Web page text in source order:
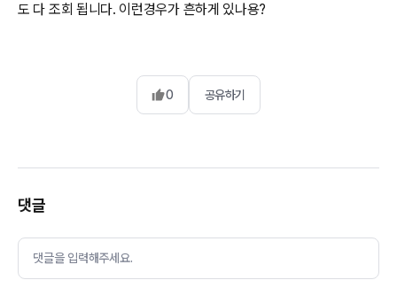
도 다 조회 됩니다. 이런경우가 흔하게 있나용?
0 공유하기
댓글
댓글을 입력해주세요.